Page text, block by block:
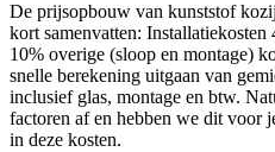
De prijsopbouw van kunststof
kort samenvatten:
10% overige (sloop en montage)
snelle berekening uitgaan van
inclusief glas, montage en btw.
factoren af en hebben we dit voor
in deze kosten.